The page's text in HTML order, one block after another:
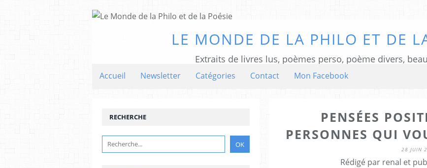
LE MONDE DE LA PHILO ET DE
Extraits de livres lus, poèmes perso, poème divers,
Accueil Newsletter Catégories Contact Mon Facebook
PENSÉES
PERSONNES QUI
28 JUIN
Rédigé par renal et
RECHERCHE